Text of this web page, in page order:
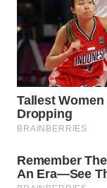
KEPULAUAN
SERIBU
WN
TANGERANG
WN
BINJAI
WN
CIREBON